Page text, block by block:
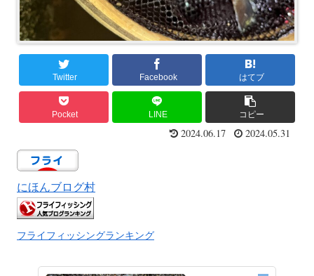
Twitter Facebook はてブ
Pocket LINE コピー
2024.06.17 2024.05.31
にほんブログ村
フライフィッシングランキング